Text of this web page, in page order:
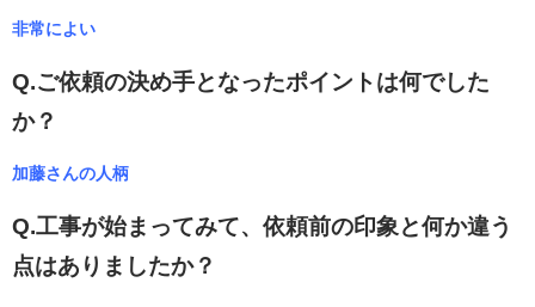
非常によい
Q.ご依頼の決め手となったポイントは何でした
か？
加藤さんの人柄
Q.工事が始まってみて、依頼前の印象と何か違う
点はありましたか？